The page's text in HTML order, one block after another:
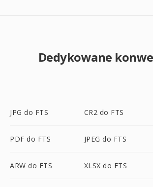
Dedykowane
JPG do FTS CR2 do FTS
PDF do FTS JPEG do FTS
ARW do FTS XLSX do FTS